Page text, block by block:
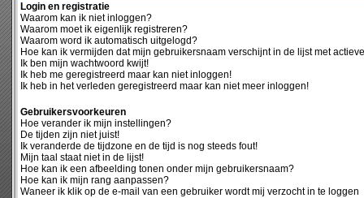
Login en registratie
Waarom kan ik niet inloggen?
Waarom moet ik eigenlijk registreren?
Waarom word ik automatisch uitgelogd?
Hoe kan ik vermijden dat mijn gebruikersnaam verschijnt in de lijst met
Ik ben mijn wachtwoord kwijt!
Ik heb me geregistreerd maar kan niet inloggen!
Ik heb in het verleden geregistreerd maar kan niet meer inloggen!
Gebruikersvoorkeuren
Hoe verander ik mijn instellingen?
De tijden zijn niet juist!
Ik veranderde de tijdzone en de tijd is nog steeds fout!
Mijn taal staat niet in de lijst!
Hoe kan ik een afbeelding tonen onder mijn gebruikersnaam?
Hoe kan ik mijn rang aanpassen?
Waneer ik klik op de e-mail van een gebruiker wordt mij verzocht in te loggen